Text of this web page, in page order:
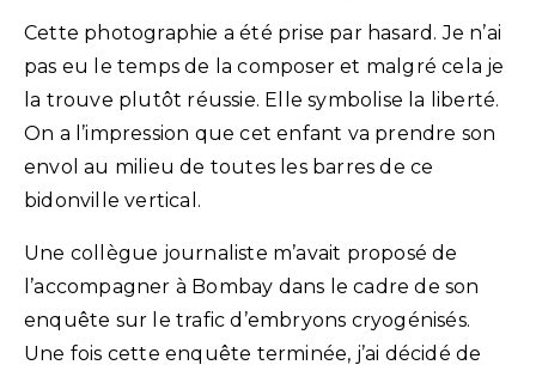
Cette photographie a été prise par hasard. Je n’ai
pas eu le temps de la composer et malgré cela je
la trouve plutôt réussie. Elle symbolise la liberté.
On a l’impression que cet enfant va prendre son
envol au milieu de toutes les barres de ce
bidonville vertical.
Une collègue journaliste m’avait proposé de
l’accompagner à Bombay dans le cadre de son
enquête sur le trafic d’embryons cryogénisés.
Une fois cette enquête terminée, j’ai décidé de